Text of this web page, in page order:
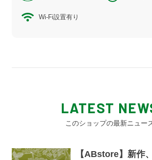
Wi-Fi設置有り
LATEST
このショップの最新ニュー
【ABstore】新作